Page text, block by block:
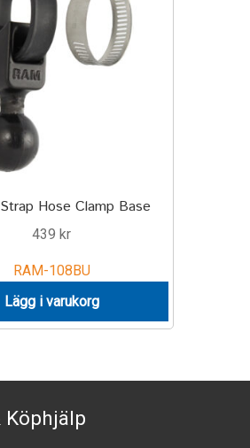
Hose Clamp Base
439 kr
RAM-108BU
Lägg i varukorg
Köphjälp